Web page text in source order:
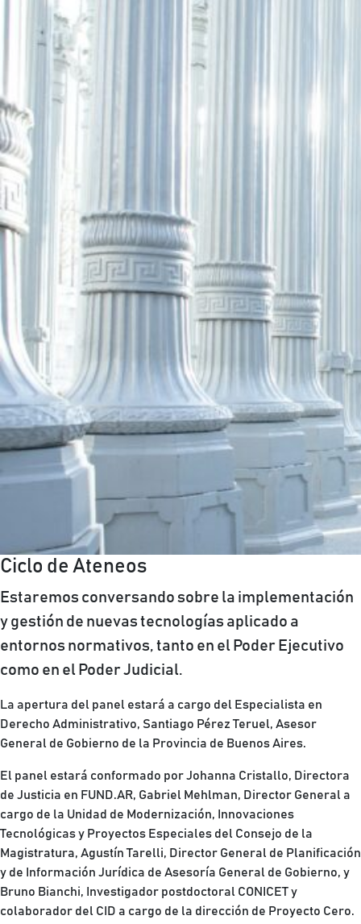
Ciclo de Ateneos
Estaremos conversando sobre la implementación
y gestión de nuevas tecnologías aplicado a
entornos normativos, tanto en el Poder Ejecutivo
como en el Poder Judicial.
La apertura del panel estará a cargo del Especialista en
Derecho Administrativo, Santiago Pérez Teruel, Asesor
General de Gobierno de la Provincia de Buenos Aires.
El panel estará conformado por Johanna Cristallo, Directora
de Justicia en FUND.AR, Gabriel Mehlman, Director General a
cargo de la Unidad de Modernización, Innovaciones
Tecnológicas y Proyectos Especiales del Consejo de la
Magistratura, Agustín Tarelli, Director General de Planificación
y de Información Jurídica de Asesoría General de Gobierno, y
Bruno Bianchi, Investigador postdoctoral CONICET y
colaborador del CID a cargo de la dirección de Proyecto Cero.